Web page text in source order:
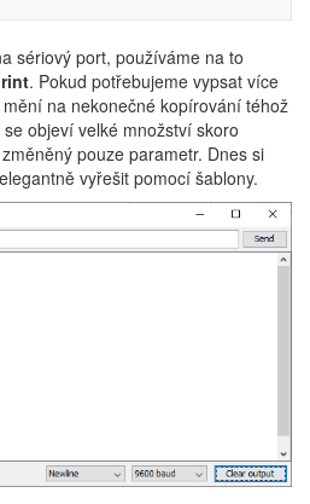
sériový port, používáme na to
. Pokud potřebujeme vypsat více
na nekonečné kopírování téhož
objeví velké množství skoro
pouze parametr. Dnes si
vyřešit pomocí šablony.